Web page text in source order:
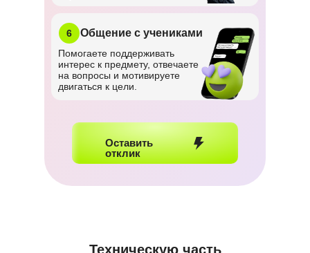
6 Общение с учениками
Помогаете поддерживать
интерес к предмету, отвечаете
на вопросы и мотивируете
двигаться к цели.
Оставить
отклик
Техническую часть